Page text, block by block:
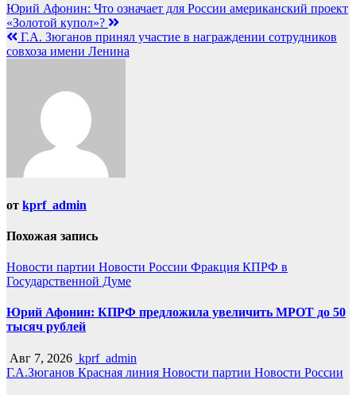
Навигация
по
записям
Юрий Афонин: Что означает для России американский проект
«Золотой купол»?
Г.А. Зюганов принял участие в награждении сотрудников
совхоза имени Ленина
от kprf_admin
Похожая запись
Новости партии Новости России Фракция КПРФ в
Государственной Думе
Юрий Афонин: КПРФ предложила увеличить МРОТ до 50
тысяч рублей
Авг 7, 2026 kprf_admin
Г.А.Зюганов Красная линия Новости партии Новости России